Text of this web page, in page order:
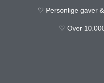
♡ Personlige gaver
♡ Over